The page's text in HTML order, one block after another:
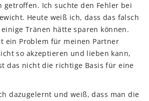
getroffen. Ich suchte den Fehler bei
Heute weiß ich, dass das falsch
Tränen hätte sparen können.
ein Problem für meinen Partner
so akzeptieren und lieben kann,
das nicht die richtige Basis für eine
dazugelernt und weiß, dass man die